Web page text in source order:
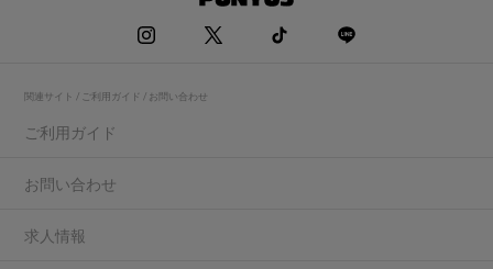
関連サイト / ご利用ガイド / お問い合わせ
ご利用ガイド
お問い合わせ
求人情報